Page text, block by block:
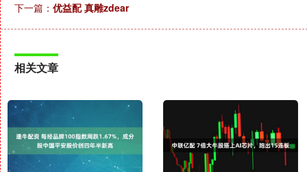
下一篇： 优益配 真雕zdear
相关文章